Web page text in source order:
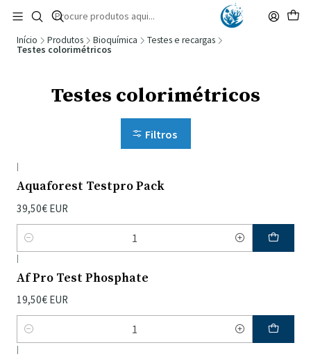
🚚 Portugal Continental: Portes Grátis desde 149,90€ (Envio extresso: 14,90€)
Ler mais
Início Produtos Bioquímica
Testes e recargas
Testes colorimétricos
Testes colorimétricos
Filtros
|
Aquaforest Testpro Pack
39,50€ EUR
Quantidade
|
Af Pro Test Phosphate
19,50€ EUR
Quantidade
|